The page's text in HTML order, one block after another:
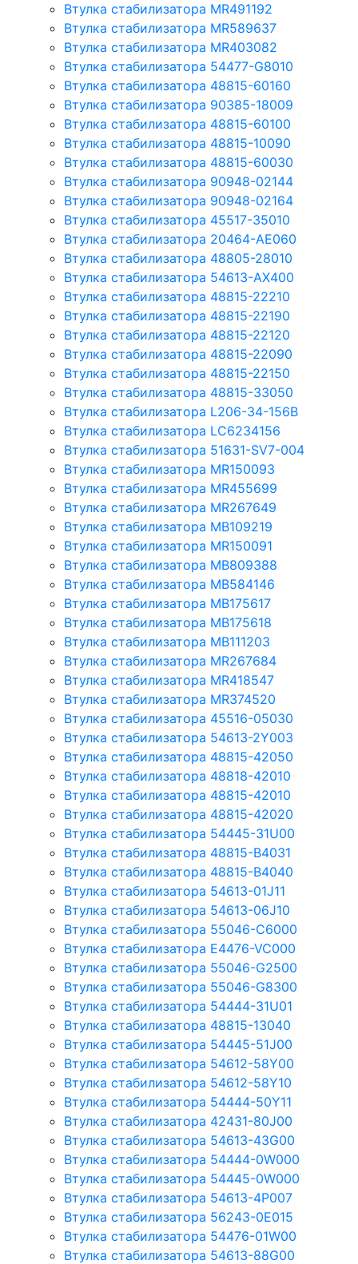
Втулка стабилизатора MR491192
Втулка стабилизатора MR589637
Втулка стабилизатора MR403082
Втулка стабилизатора 54477-G8010
Втулка стабилизатора 48815-60160
Втулка стабилизатора 90385-18009
Втулка стабилизатора 48815-60100
Втулка стабилизатора 48815-10090
Втулка стабилизатора 48815-60030
Втулка стабилизатора 90948-02144
Втулка стабилизатора 90948-02164
Втулка стабилизатора 45517-35010
Втулка стабилизатора 20464-AE060
Втулка стабилизатора 48805-28010
Втулка стабилизатора 54613-AX400
Втулка стабилизатора 48815-22210
Втулка стабилизатора 48815-22190
Втулка стабилизатора 48815-22120
Втулка стабилизатора 48815-22090
Втулка стабилизатора 48815-22150
Втулка стабилизатора 48815-33050
Втулка стабилизатора L206-34-156B
Втулка стабилизатора LC6234156
Втулка стабилизатора 51631-SV7-004
Втулка стабилизатора MR150093
Втулка стабилизатора MR455699
Втулка стабилизатора MR267649
Втулка стабилизатора MB109219
Втулка стабилизатора MR150091
Втулка стабилизатора MB809388
Втулка стабилизатора MB584146
Втулка стабилизатора MB175617
Втулка стабилизатора MB175618
Втулка стабилизатора MB111203
Втулка стабилизатора MR267684
Втулка стабилизатора MR418547
Втулка стабилизатора MR374520
Втулка стабилизатора 45516-05030
Втулка стабилизатора 54613-2Y003
Втулка стабилизатора 48815-42050
Втулка стабилизатора 48818-42010
Втулка стабилизатора 48815-42010
Втулка стабилизатора 48815-42020
Втулка стабилизатора 54445-31U00
Втулка стабилизатора 48815-B4031
Втулка стабилизатора 48815-B4040
Втулка стабилизатора 54613-01J11
Втулка стабилизатора 54613-06J10
Втулка стабилизатора 55046-C6000
Втулка стабилизатора E4476-VC000
Втулка стабилизатора 55046-G2500
Втулка стабилизатора 55046-G8300
Втулка стабилизатора 54444-31U01
Втулка стабилизатора 48815-13040
Втулка стабилизатора 54445-51J00
Втулка стабилизатора 54612-58Y00
Втулка стабилизатора 54612-58Y10
Втулка стабилизатора 54444-50Y11
Втулка стабилизатора 42431-80J00
Втулка стабилизатора 54613-43G00
Втулка стабилизатора 54444-0W000
Втулка стабилизатора 54445-0W000
Втулка стабилизатора 54613-4P007
Втулка стабилизатора 56243-0E015
Втулка стабилизатора 54476-01W00
Втулка стабилизатора 54613-88G00